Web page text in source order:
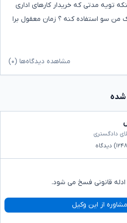
تویه مدتی که خریدار کارهای اداری
من سو استفاده کنه ؟ زمان معقول برا
مشاهده دیدگاه‌ها (۰)
دادگستری
دیدگاه
ادله قانونی فسخ می شود.
از این وکیل